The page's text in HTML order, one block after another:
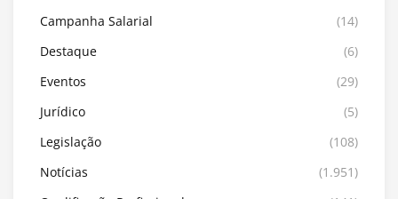
Campanha Salarial
(14)
Destaque
(6)
Eventos
(29)
Jurídico
(5)
Legislação
(108)
Notícias
(1.951)